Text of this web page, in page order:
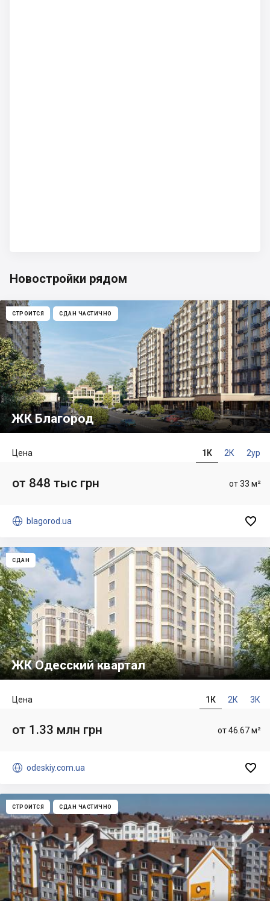
Новостройки рядом
СТРОИТСЯ СДАН ЧАСТИЧНО
ЖК Благород
1К 2К 2ур
Цена
от 33 м²
от 848 тыс грн
 blagorod.ua 
СДАН
ЖК Одесский квартал
1К 2К 3К
Цена
от 46.67 м²
от 1.33 млн грн
 odeskiy.com.ua 
СТРОИТСЯ СДАН ЧАСТИЧНО